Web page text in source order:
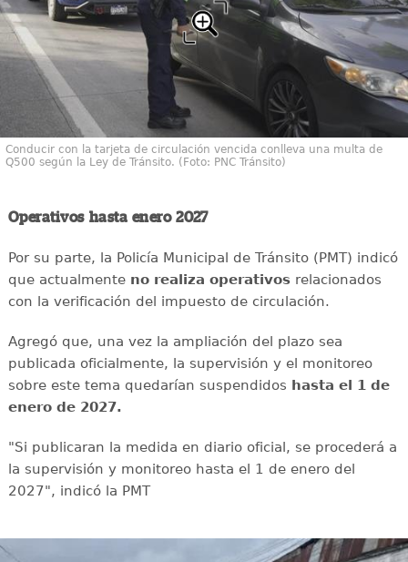
Conducir con la tarjeta de circulación vencida conlleva una multa de
Q500 según la Ley de Tránsito. (Foto: PNC Tránsito)
Operativos hasta enero 2027
Por su parte, la Policía Municipal de Tránsito (PMT) indicó
que actualmente no realiza operativosrelacionados
con la verificación del impuesto de circulación.
Agregó que, una vez la ampliación del plazo sea
publicada oficialmente, la supervisión y el monitoreo
sobre este tema quedarían suspendidos hasta el 1 de
enero de 2027.
"Si publicaran la medida en diario oficial, se procederá a
la supervisión y monitoreo hasta el 1 de enero del
2027", indicó la PMT